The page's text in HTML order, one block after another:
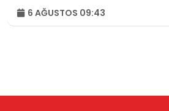
6 AĞUSTOS 09:43